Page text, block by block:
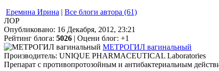
Еремина Ирина | Все блоги автора (61)
ЛОР
Опубликовано: 16 Декабря, 2012, 23:21
Рейтинг блога: 5026 | Оцени блог: +1
МЕТРОГИЛ вагинальный
Производитель: UNIQUE PHARMACEUTICAL Laboratories
Препарат с противопротозойным и антибактериальным